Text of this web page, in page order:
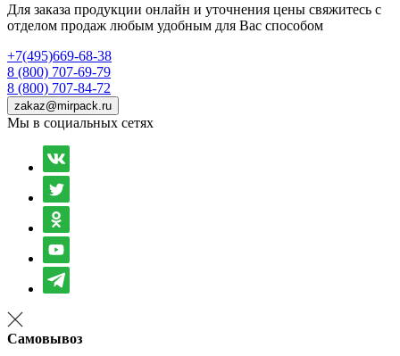
Для заказа продукции онлайн и уточнения цены свяжитесь с
отделом продаж любым удобным для Вас способом
+7(495)669-68-38
8 (800) 707-69-79
8 (800) 707-84-72
zakaz@mirpack.ru
Мы в социальных сетях
Самовывоз